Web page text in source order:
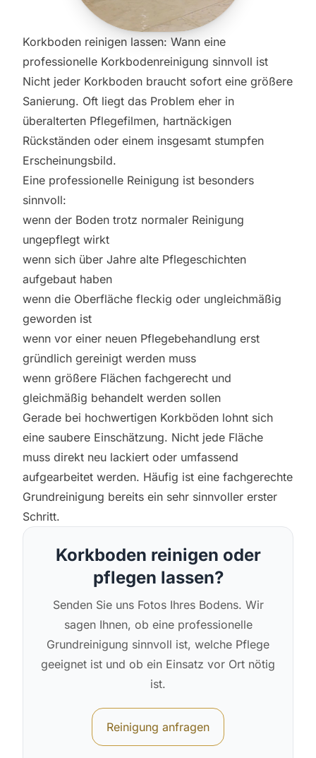
Korkboden reinigen lassen: Wann eine
professionelle Korkbodenreinigung sinnvoll ist
Nicht jeder Korkboden braucht sofort eine größere
Sanierung. Oft liegt das Problem eher in
überalterten Pflegefilmen, hartnäckigen
Rückständen oder einem insgesamt stumpfen
Erscheinungsbild.
Eine professionelle Reinigung ist besonders
sinnvoll:
wenn der Boden trotz normaler Reinigung
ungepflegt wirkt
wenn sich über Jahre alte Pflegeschichten
aufgebaut haben
wenn die Oberfläche fleckig oder ungleichmäßig
geworden ist
wenn vor einer neuen Pflegebehandlung erst
gründlich gereinigt werden muss
wenn größere Flächen fachgerecht und
gleichmäßig behandelt werden sollen
Gerade bei hochwertigen Korkböden lohnt sich
eine saubere Einschätzung. Nicht jede Fläche
muss direkt neu lackiert oder umfassend
aufgearbeitet werden. Häufig ist eine fachgerechte
Grundreinigung bereits ein sehr sinnvoller erster
Schritt.
Korkboden reinigen oder
pflegen lassen?
Senden Sie uns Fotos Ihres Bodens. Wir
sagen Ihnen, ob eine professionelle
Grundreinigung sinnvoll ist, welche Pflege
geeignet ist und ob ein Einsatz vor Ort nötig
ist.
Reinigung anfragen